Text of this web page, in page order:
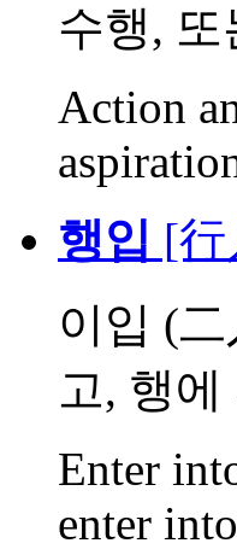
수행, 또
Action
행입 [行
이입 (
고, 행
Enter
enter